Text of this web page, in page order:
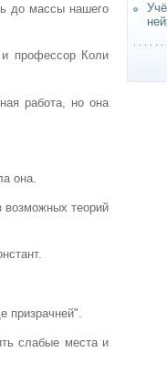
до массы нашего
профессор Коли
работа, но она
она.
теорий
призрачней".
слабые места и